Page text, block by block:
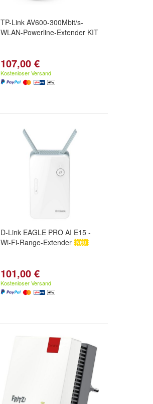
TP-Link AV600-300Mbit/s-
WLAN-Powerline-Extender KIT
107,00 €
Kostenloser Versand
D-Link EAGLE PRO AI E15 -
Wi-Fi-Range-Extender
101,00 €
Kostenloser Versand